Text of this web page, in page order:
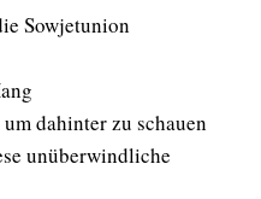
Sowjetunion
dahinter zu schauen
unüberwindliche